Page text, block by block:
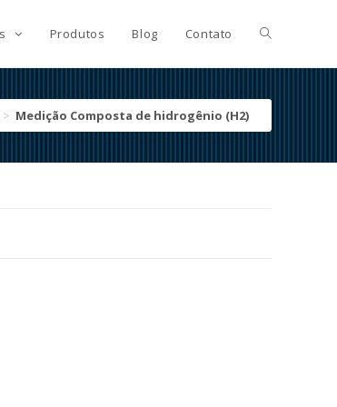
Produtos Blog Contato
> Medição Composta de hidrogênio (H2)